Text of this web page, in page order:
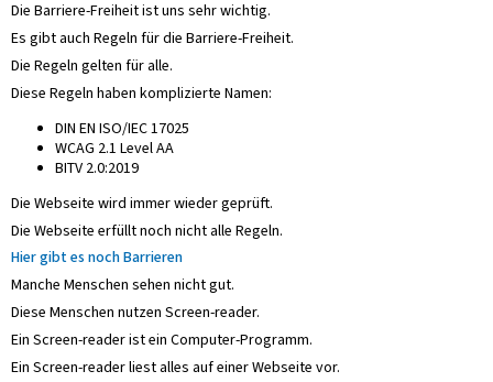
Die Barriere-Freiheit ist uns sehr wichtig.
Es gibt auch Regeln für die Barriere-Freiheit.
Die Regeln gelten für alle.
Diese Regeln haben komplizierte Namen:
DIN EN ISO/IEC 17025
WCAG 2.1 Level AA
BITV 2.0:2019
Die Webseite wird immer wieder geprüft.
Die Webseite erfüllt noch nicht alle Regeln.
Hier gibt es noch Barrieren
Manche Menschen sehen nicht gut.
Diese Menschen nutzen Screen-reader.
Ein Screen-reader ist ein Computer-Programm.
Ein Screen-reader liest alles auf einer Webseite vor.